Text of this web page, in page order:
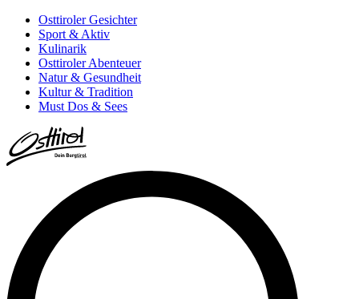
Osttiroler Gesichter
Sport & Aktiv
Kulinarik
Osttiroler Abenteuer
Natur & Gesundheit
Kultur & Tradition
Must Dos & Sees